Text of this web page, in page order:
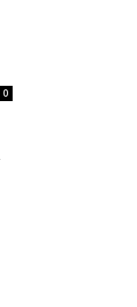
0